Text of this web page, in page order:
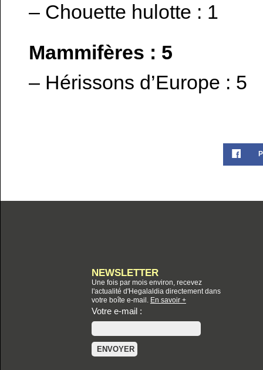
– Chouette hulotte : 1
Mammifères : 5
– Hérissons d’Europe : 5
NEWSLETTER
Une fois par mois environ, recevez
l'actualité d'Hegalaldia directement dans
votre boîte e-mail. En savoir +
Votre e-mail :